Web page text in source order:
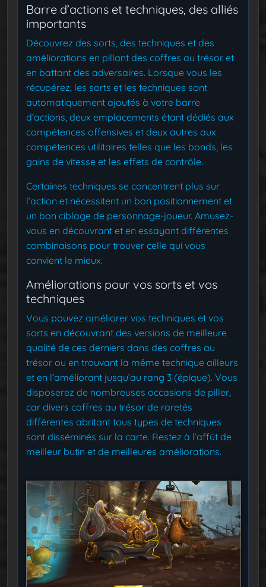
Barre d’actions et techniques, des alliés
importants
Découvrez des sorts, des techniques et des
améliorations en pillant des coffres au trésor et
en battant des adversaires. Lorsque vous les
récupérez, les sorts et les techniques sont
automatiquement ajoutés à votre barre
d’actions, deux emplacements étant dédiés aux
compétences offensives et deux autres aux
compétences utilitaires telles que les bonds, les
gains de vitesse et les effets de contrôle.
Certaines techniques se concentrent plus sur
l’action et nécessitent un bon positionnement et
un bon ciblage de personnage-joueur. Amusez-
vous en découvrant et en essayant différentes
combinaisons pour trouver celle qui vous
convient le mieux.
Améliorations pour vos sorts et vos
techniques
Vous pouvez améliorer vos techniques et vos
sorts en découvrant des versions de meilleure
qualité de ces derniers dans des coffres au
trésor ou en trouvant la même technique ailleurs
et en l’améliorant jusqu’au rang 3 (épique). Vous
disposerez de nombreuses occasions de piller,
car divers coffres au trésor de raretés
différentes abritant tous types de techniques
sont disséminés sur la carte. Restez à l’affût de
meilleur butin et de meilleures améliorations.